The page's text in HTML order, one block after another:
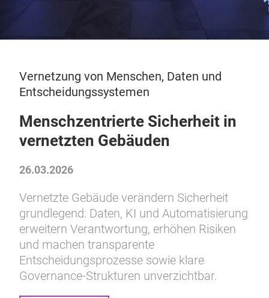
Vernetzung von Menschen, Daten und
Entscheidungssystemen
Menschzentrierte Sicherheit in
vernetzten Gebäuden
26.03.2026
Vernetzte Gebäude verändern Sicherheit
grundlegend: Daten, KI und Automatisierung
erweitern Verantwortung, erhöhen Risiken
und machen transparente
Entscheidungsprozesse sowie klare
Governance-Strukturen unverzichtbar.